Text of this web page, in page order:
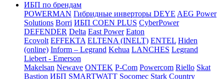
ИБП по брендам
POWERMAN Гибридные инверторы DEYE AEG Power
Solutions Borri ИБП COEN PLUS CyberPower
DEFENDER Delta East Power Eaton
Ecovolt EFFEKTA ELTENA (INELT) ENTEL Hiden
(online) Inform – Legrand Kehua LANCHES Legrand
Liebert - Emerson
Makelsan Newave ONTEK P-Com Powercom Riello Skat
Bastion ИБП SMARTWATT Socomec Stark Country